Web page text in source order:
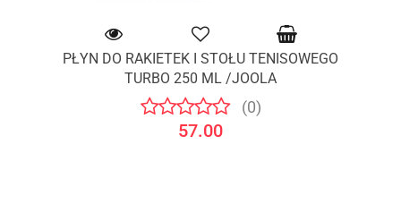
PŁYN DO RAKIETEK I STOŁU TENISOWEGO
TURBO 250 ML /JOOLA
(0)
57.00